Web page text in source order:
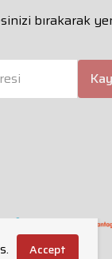
Accept
bırakarak